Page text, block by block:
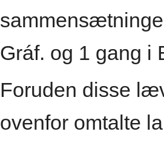
Gráf. og 1 gang i
Foruden disse
ovenfor omtalte